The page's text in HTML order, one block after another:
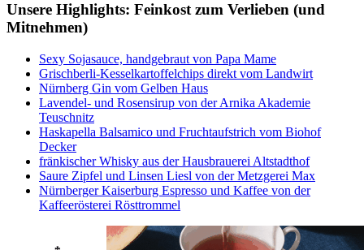
Unsere Highlights: Feinkost zum Verlieben (und
Mitnehmen)
Sexy Sojasauce, handgebraut von Papa Mame
Grischberli-Kesselkartoffelchips direkt vom Landwirt
Nürnberg Gin vom Gelben Haus
Lavendel- und Rosensirup von der Arnika Akademie
Teuschnitz
Haskapella Balsamico und Fruchtaufstrich vom Biohof
Decker
fränkischer Whisky aus der Hausbrauerei Altstadthof
Saure Zipfel und Linsen Liesl von der Metzgerei Max
Nürnberger Kaiserburg Espresso und Kaffee von der
Kaffeerösterei Rösttrommel